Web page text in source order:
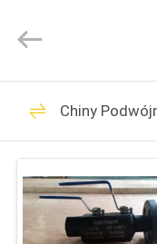
DOMU
PRODUKTY
group.
Zawór
Chiny